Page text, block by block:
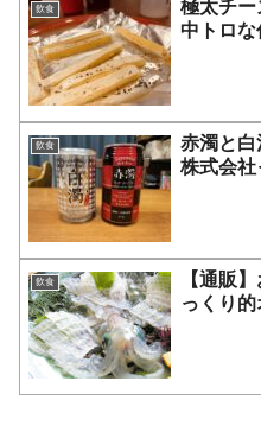
飲食
極太チー
中トロな
飲食
赤濁と白
株式会社
飲食
【通販
っくり的